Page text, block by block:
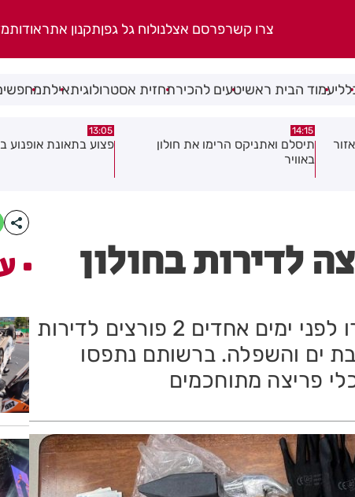
צרו קשרפרסם אצלנולוח גל גפןתקנון אתראודות
עמוד הבית ראשיטעים להכירתחזית אסטרולוגיתאילת
13:05
פצוע בתאונת אופנוע במרכז חולון
08:58
גופה נפלטה אל חוף
לדירות בחולון
שוטרי בילוש של משטרת חולון עצרו לפני ימים אחדים 2 פורצים לדירות
ים והשפלה. ברשותם נתפסו